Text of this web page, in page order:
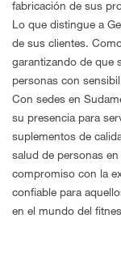
fabricación de sus
Lo que distingue a
de sus clientes.
garantizando de que
personas con
Con sedes en
su presencia para
suplementos de
salud de personas
compromiso con la
confiable para
en el mundo del